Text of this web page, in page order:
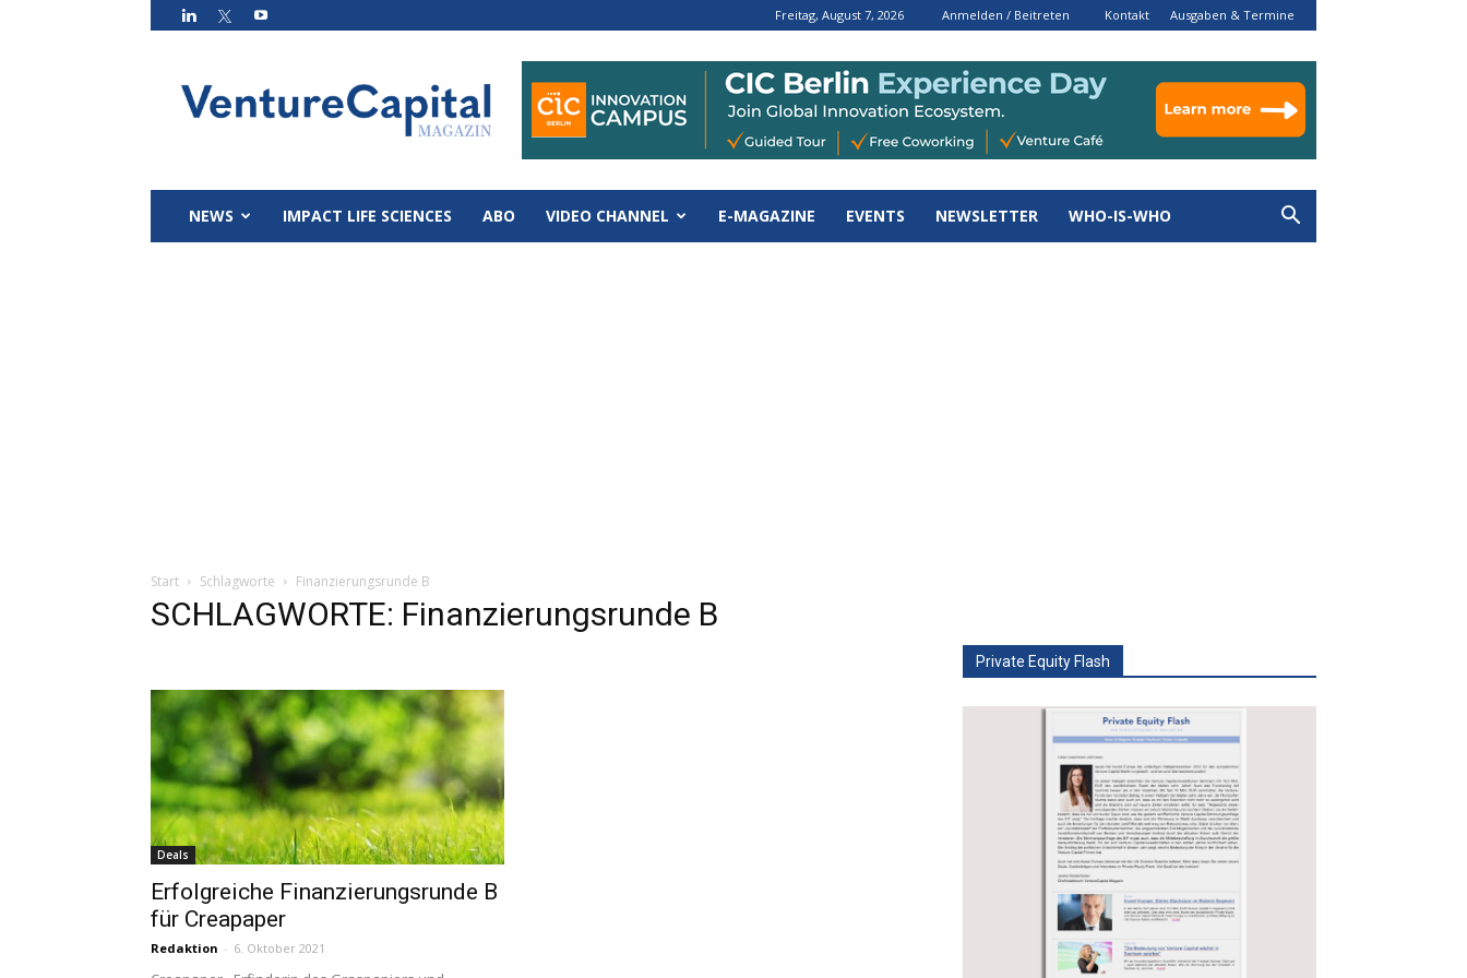
Freitag, August 7, 2026 Anmelden / Beitreten Kontakt Ausgaben & Termine
Magazin
NEWS IMPACT LIFE SCIENCES ABO VIDEO CHANNEL E-MAGAZINE EVENTS NEWSLETTER WHO-IS-WHO
Start Schlagworte Finanzierungsrunde B
SCHLAGWORTE: Finanzierungsrunde B
Deals
Erfolgreiche Finanzierungsrunde B
für Creapaper
Redaktion - 6. Oktober 2021
Private Equity Flash